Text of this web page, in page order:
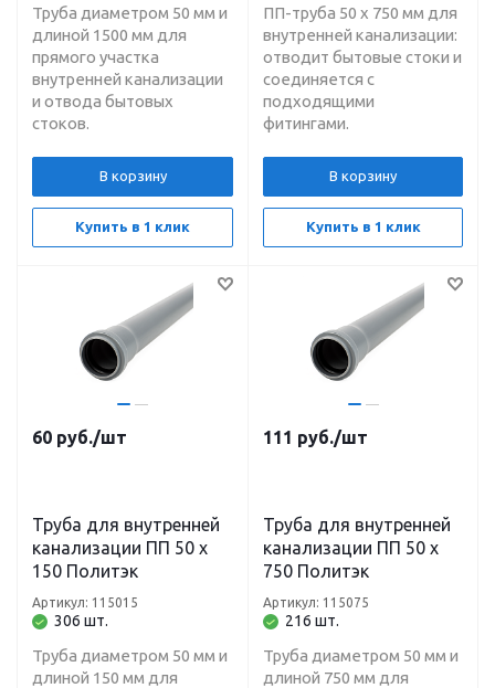
Труба диаметром 50 мм и
длиной 1500 мм для
прямого участка
внутренней канализации
и отвода бытовых
стоков.
В корзину
Купить в 1 клик
ПП-труба 50 х 750 мм для
внутренней канализации:
отводит бытовые стоки и
соединяется с
подходящими
фитингами.
В корзину
Купить в 1 клик
60 руб./шт
Труба для внутренней
канализации ПП 50 х
150 Политэк
306 шт.
Артикул: 115015
Труба диаметром 50 мм и
длиной 150 мм для
111 руб./шт
Труба для внутренней
канализации ПП 50 х
750 Политэк
216 шт.
Артикул: 115075
Труба диаметром 50 мм и
длиной 750 мм для